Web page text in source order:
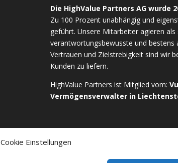
Cookie Einstellungen
Die HighValue Partners AG wurde
Zu 100 Prozent unabhängig und
geführt. Unsere Mitarbeiter agieren als
verantwortungsbewusste und bestens
Vertrauen und Zielstrebigkeit sind wir
Kunden zu liefern.
HighValue Partners ist Mitglied vom:
Vermögensverwalter in